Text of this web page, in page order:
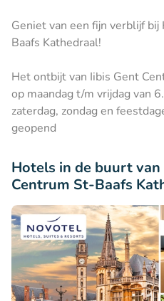
Geniet van een fijn verblijf
Baafs Kathedraal!
Het ontbijt van Iibis Gent
op maandag t/m vrijdag van
zaterdag, zondag en
geopend
Hotels in de buurt
Centrum St-Baafs